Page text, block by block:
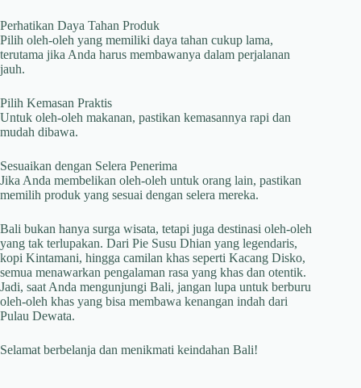
Perhatikan Daya Tahan Produk
Pilih oleh-oleh yang memiliki daya tahan cukup lama,
terutama jika Anda harus membawanya dalam perjalanan
jauh.
Pilih Kemasan Praktis
Untuk oleh-oleh makanan, pastikan kemasannya rapi dan
mudah dibawa.
Sesuaikan dengan Selera Penerima
Jika Anda membelikan oleh-oleh untuk orang lain, pastikan
memilih produk yang sesuai dengan selera mereka.
Bali bukan hanya surga wisata, tetapi juga destinasi oleh-oleh
yang tak terlupakan. Dari Pie Susu Dhian yang legendaris,
kopi Kintamani, hingga camilan khas seperti Kacang Disko,
semua menawarkan pengalaman rasa yang khas dan otentik.
Jadi, saat Anda mengunjungi Bali, jangan lupa untuk berburu
oleh-oleh khas yang bisa membawa kenangan indah dari
Pulau Dewata.
Selamat berbelanja dan menikmati keindahan Bali!